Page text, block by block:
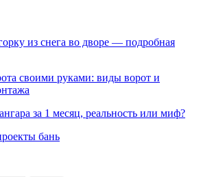
из снега во дворе — подробная
своими руками: виды ворот и
за 1 месяц, реальность или миф?
бань